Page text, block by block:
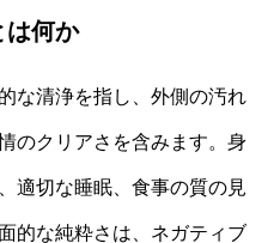
は何か
な清浄を指し、外側の汚れ
のクリアさを含みます。身
適切な睡眠、食事の質の見
的な純粋さは、ネガティブ